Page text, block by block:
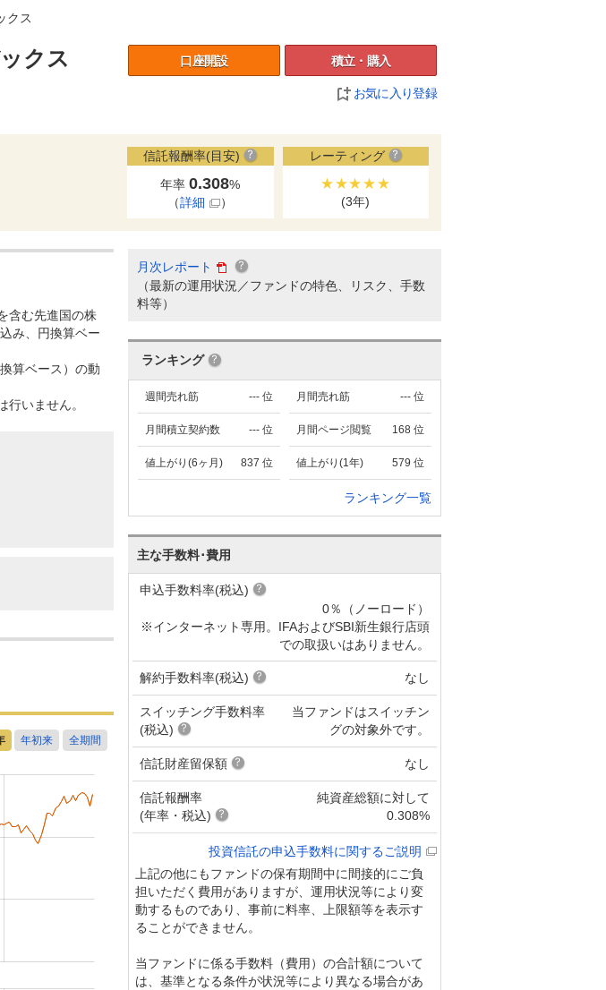
クス
クス 口座開設 積立・購入
お気に入り登録
信託報酬率(目安)
年率0.308%
（詳細 ）
レーティング
★★★★★
(3年)
含む先進国の株
み、円換算ベー
算ベース）の動
行いません。
月次レポート
（最新の運用状況／ファンドの特色、リスク、手数
料等）
ランキング
--- 位
週間売れ筋 --- 位
月間売れ筋
--- 位
月間積立契約数 168 位
月間ページ閲覧
837 位
値上がり(6ヶ月) 579 位
値上がり(1年)
ランキング一覧
主な手数料･費用
申込手数料率(税込)
0％（ノーロード）
※インターネット専用。IFAおよびSBI新生銀行店頭
での取扱いはありません。
解約手数料率(税込) なし
スイッチング手数料率
(税込)
当ファンドはスイッチン
グの対象外です。
信託財産留保額 なし
信託報酬率
(年率・税込)
純資産総額に対して
0.308%
投資信託の申込手数料に関するご説明
上記の他にもファンドの保有期間中に間接的にご負
担いただく費用がありますが、運用状況等により変
動するものであり、事前に料率、上限額等を表示す
ることができません。
当ファンドに係る手数料（費用）の合計額について
は、基準となる条件が状況等により異なる場合があ